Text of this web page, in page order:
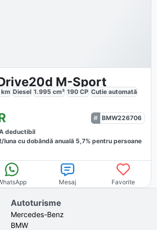
M-Sport
km Diesel 1.995 cm³ 190 CP Cutie automată
BMW226706
deductibil
lunacu dobăndă anuală 5,7% pentru persoane
Mesaj Favorite
Autoturisme
Mercedes-Benz
BMW